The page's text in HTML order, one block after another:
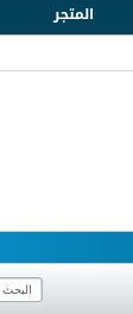
المتجر